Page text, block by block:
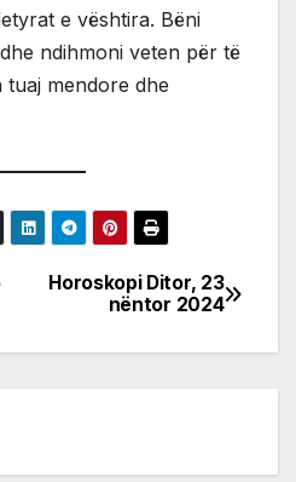
e vështira. Bëni
ndihmoni veten për të
tuaj mendore dhe
Horoskopi Ditor, 23
nëntor 2024